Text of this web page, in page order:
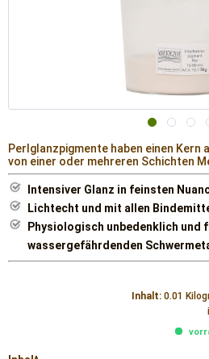
Perlglanzpigmente haben einen Kern
von einer oder mehreren Schichten
Intensiver Glanz in feinsten
Lichtecht und mit allen
Physiologisch unbedenklich und
wassergefährdenden
Inhalt: 0.01